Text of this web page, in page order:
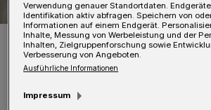
Thomas Kroemer.
Foto: Kirchenkreis Wuppertal
Verwendung genauer Standortdaten.
Identifikation aktiv abfragen. Speichern von
Informationen auf einem Endgerät.
Inhalte, Messung von Werbeleistung und der
Inhalten, Zielgruppenforschung sowie
Verbesserung von Angeboten.
Ausführliche Informationen
Impressum